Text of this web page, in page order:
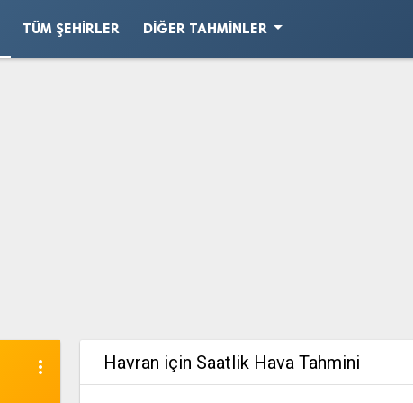
TÜM ŞEHIRLER DIĞER TAHMINLERarrow_drop_down
more_vert Havran için Saatlik Hava Tahmini